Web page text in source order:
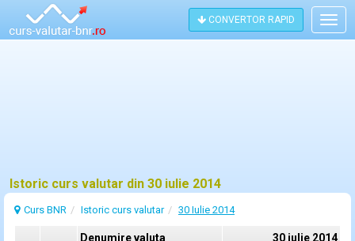
CONVERTOR RAPID
Istoric curs valutar din 30 iulie 2014
Curs BNR Istoric curs valutar 30 Iulie 2014
Denumire valuta
30 iulie 2014